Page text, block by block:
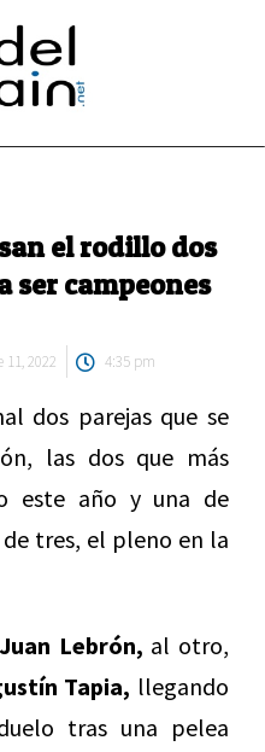
el rodillo dos
ser campeones
2022 4:35 pm
dos parejas que se
las dos que más
este año y una de
tres, el pleno en la
Juan Lebrón, al otro,
Tapia, llegando
tras una pelea